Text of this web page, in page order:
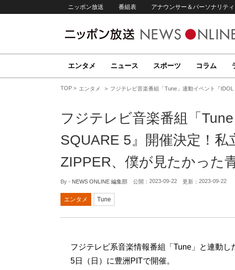
ニッポン放送 番組表 アナウンサー＆パーソナリテ
エンタメ ニュース スポーツ コラム
TOP エンタメ フジテレビ音楽番組「Tune」連動イベント『
フジテレビ音楽番組「
SQUARE 5』開催決定！私
ZIPPER、僕が見たかった
By - NEWS ONLINE 編集部 公開： 2023-09-22 更新： 2023-09-22
エンタメ Tune
フジテレビ系音楽情報番組「Tune」と連動
5日（日）に豊洲PITで開催。